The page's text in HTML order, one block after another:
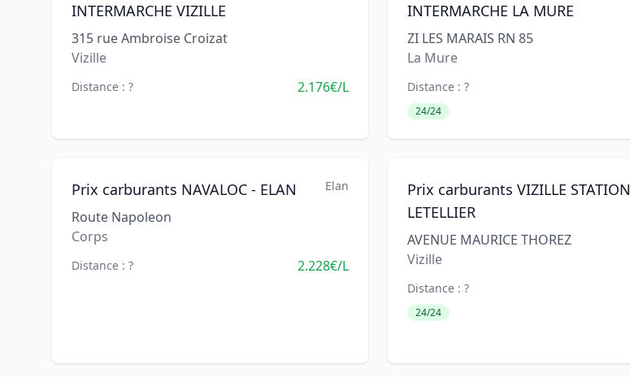
INTERMARCHE VIZILLE
315 rue Ambroise Croizat
Vizille
Distance : ? 2.176€/L
INTERMARCHE LA MURE
ZI LES MARAIS RN 85
La Mure
Distance : ?
24/24
Prix carburants NAVALOC - ELAN Elan
Route Napoleon
Corps
Distance : ? 2.228€/L
Prix carburants VIZILLE STATION
LETELLIER
AVENUE MAURICE THOREZ
Vizille
Distance : ?
24/24